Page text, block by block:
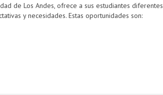
de Los Andes, ofrece a sus estudiantes diferentes
y necesidades. Estas oportunidades son: